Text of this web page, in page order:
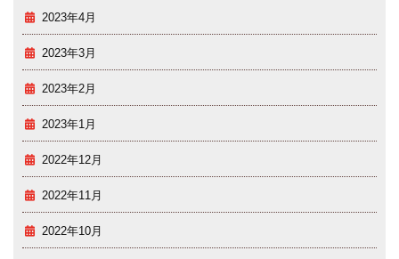
2023年4月
2023年3月
2023年2月
2023年1月
2022年12月
2022年11月
2022年10月